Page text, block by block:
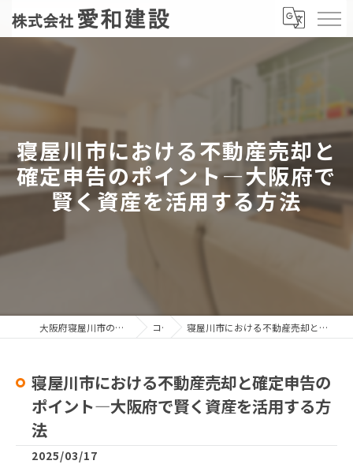
寝屋川市における不動産売却と
確定申告のポイント—大阪府で
賢く資産を活用する方法
大阪府寝屋川市の不動産売却なら株式会社愛和建設 コラム 寝屋川市における不動産売却と確定申告のポイント—大阪府で賢く資産を活用する方法
寝屋川市における不動産売却と確定申告の
ポイント—大阪府で賢く資産を活用する方
法
2025/03/17